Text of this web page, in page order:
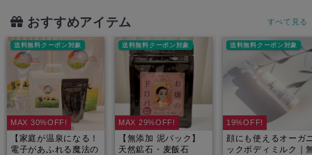
おすすめアイテム すべて見る
MAX 30%OFF!
送料無料クーポン対象
【家庭が温泉になる！
電子があふれる魔法の
MAX 29%OFF!
送料無料クーポン対象
【無添加 泥パック】
天然鉱石・麦飯石
19%OFF!
送料無料クーポン対象
顔にも使えるオーガ
ックボディミルク｜